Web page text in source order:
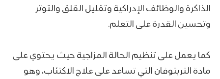
الذاكرة والوظائف الإدراكية وتقليل القلق والتوتر
وتحسين القدرة على التعلم.
كما يعمل على تنظيم الحالة المزاجية حيث يحتوي على
مادة التربتوفان التي تساعد على علاج الاكتئاب، وهو